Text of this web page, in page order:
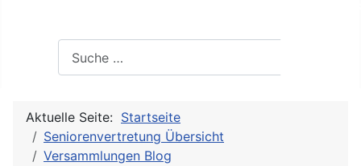
Aktuelle Seite: Startseite
Seniorenvertretung Übersicht
Versammlungen Blog